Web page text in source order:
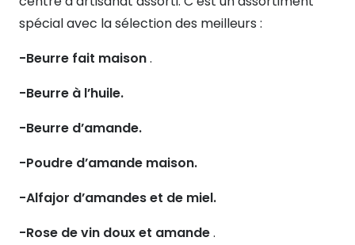
spécial avec la sélection des meilleurs :
-Beurre fait maison.
-Beurre à l’huile.
-Beurre d’amande.
-Poudre d’amande maison.
-Alfajor d’amandes et de miel.
-Rose de vin doux et amande.